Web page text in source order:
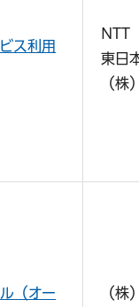
ス利用
NTT
東日
（株）
（オー
（株）